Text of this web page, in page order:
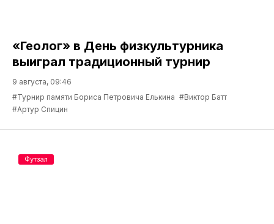
«Геолог» в День физкультурника
выиграл традиционный турнир
9 августа, 09:46
#Турнир памяти Бориса Петровича Елькина #Виктор Батт
#Артур Спицин
Футзал